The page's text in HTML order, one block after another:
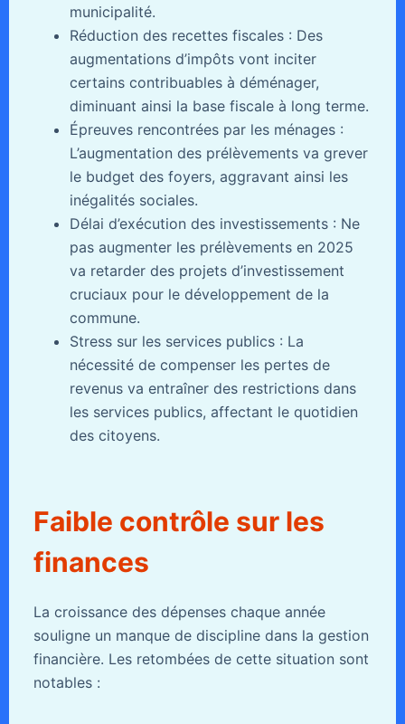
municipalité.
Réduction des recettes fiscales : Des
augmentations d’impôts vont inciter
certains contribuables à déménager,
diminuant ainsi la base fiscale à long terme.
Épreuves rencontrées par les ménages :
L’augmentation des prélèvements va grever
le budget des foyers, aggravant ainsi les
inégalités sociales.
Délai d’exécution des investissements : Ne
pas augmenter les prélèvements en 2025
va retarder des projets d’investissement
cruciaux pour le développement de la
commune.
Stress sur les services publics : La
nécessité de compenser les pertes de
revenus va entraîner des restrictions dans
les services publics, affectant le quotidien
des citoyens.
Faible contrôle sur les
finances
La croissance des dépenses chaque année
souligne un manque de discipline dans la gestion
financière. Les retombées de cette situation sont
notables :